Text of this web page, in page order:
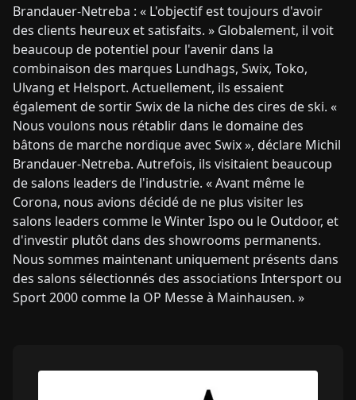
Brandauer-Netreba : « L'objectif est toujours d'avoir
des clients heureux et satisfaits. » Globalement, il voit
beaucoup de potentiel pour l'avenir dans la
combinaison des marques Lundhags, Swix, Toko,
Ulvang et Helsport. Actuellement, ils essaient
également de sortir Swix de la niche des cires de ski. «
Nous voulons nous rétablir dans le domaine des
bâtons de marche nordique avec Swix », déclare Michil
Brandauer-Netreba. Autrefois, ils visitaient beaucoup
de salons leaders de l'industrie. « Avant même le
Corona, nous avions décidé de ne plus visiter les
salons leaders comme le Winter Ispo ou le Outdoor, et
d'investir plutôt dans des showrooms permanents.
Nous sommes maintenant uniquement présents dans
des salons sélectionnés des associations Intersport ou
Sport 2000 comme la OP Messe à Mainhausen. »